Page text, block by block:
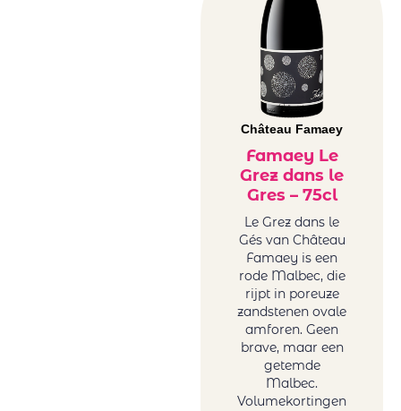
Château Famaey
Famaey Le
Grez dans le
Gres – 75cl
Le Grez dans le
Gés van Château
Famaey is een
rode Malbec, die
rijpt in poreuze
zandstenen ovale
amforen. Geen
brave, maar een
getemde
Malbec.
Volumekortingen